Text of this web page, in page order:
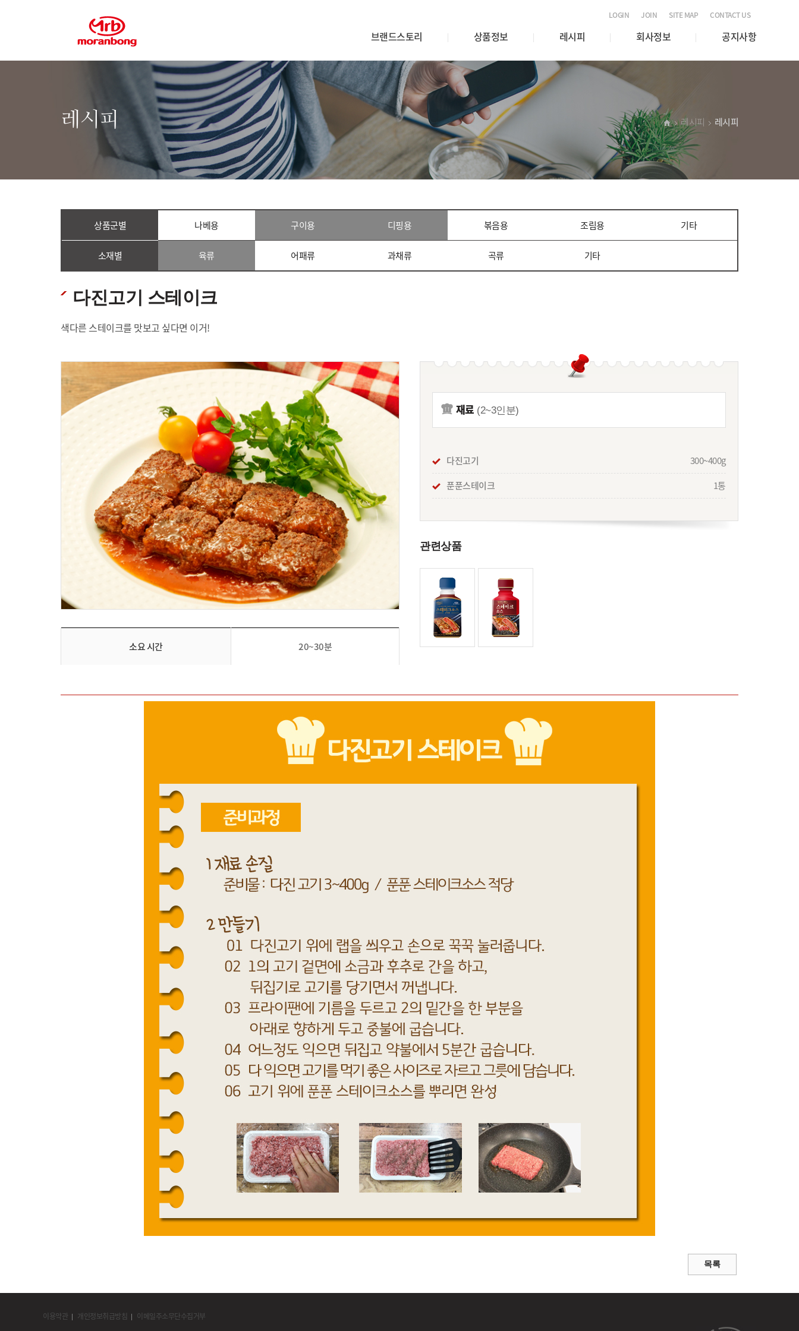
LOGIN JOIN SITE MAP CONTACT US
브랜드스토리 상품정보 레시피 회사정보 공지사항
레시피 레시피 레시피
상품군별 나베용 구이용 디핑용 볶음용 조림용 기타
소재별 육류 어패류 과채류 곡류 기타
다진고기 스테이크
색다른 스테이크를 맛보고 싶다면 이거!
소요 시간 20~30분
재료 (2~3인분)
다진고기
300~400g
푼푼스테이크
1통
관련상품
이용약관 개인정보취급방침 이메일주소무단수집거부